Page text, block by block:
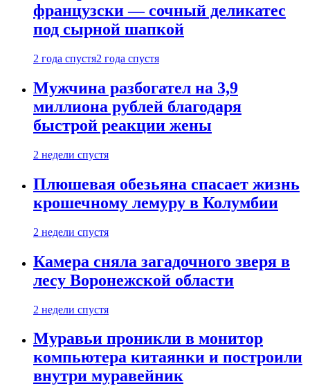
французски — сочный деликатес
под сырной шапкой
2 года спустя2 года спустя
Мужчина разбогател на 3,9
миллиона рублей благодаря
быстрой реакции жены
2 недели спустя
Плюшевая обезьяна спасает жизнь
крошечному лемуру в Колумбии
2 недели спустя
Камера сняла загадочного зверя в
лесу Воронежской области
2 недели спустя
Муравьи проникли в монитор
компьютера китаянки и построили
внутри муравейник